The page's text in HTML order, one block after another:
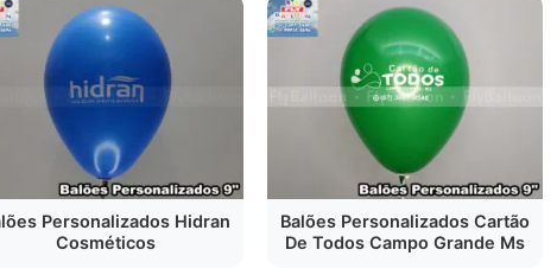
Personalizados Hidran
Cosméticos
Balões Personalizados Cartão
De Todos Campo Grande Ms